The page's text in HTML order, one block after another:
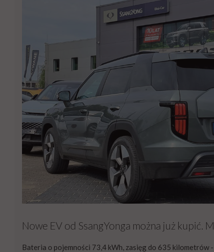
Nowe EV od SsangYonga można już kupić.
Bateria o pojemności 73,4 kWh, zasięg do 635